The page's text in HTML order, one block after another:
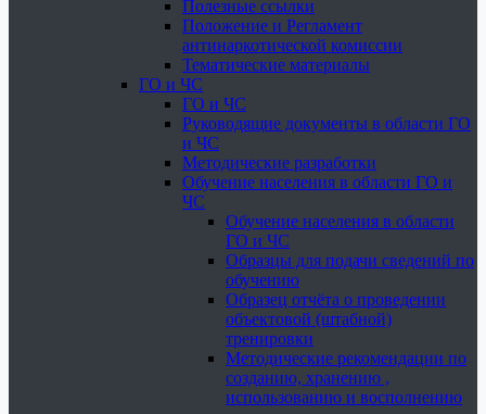
Полезные ссылки
Положение и Регламент
антинаркотической комиссии
Тематические материалы
ГО и ЧС
ГО и ЧС
Руководящие документы в области ГО
и ЧС
Методические разработки
Обучение населения в области ГО и
ЧС
Обучение населения в области
ГО и ЧС
Образцы для подачи сведений по
обучению
Образец отчёта о проведении
объектовой (штабной)
тренировки
Методические рекомендации по
созданию, хранению ,
использованию и восполнению